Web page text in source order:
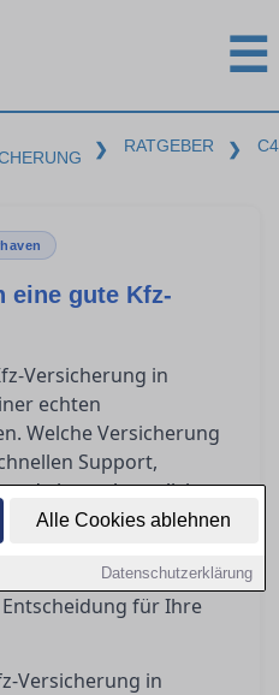
Alle Cookies ablehnen
Datenschutzerklärung
☰
❯ RATGEBER ❯
eine gute Kfz-
Versicherung in
echten
Welche Versicherung
Support,
eine unkomplizierte
Ratgeber gibt Ihnen
richtig deuten
wirklich
für Ihre
Versicherung in